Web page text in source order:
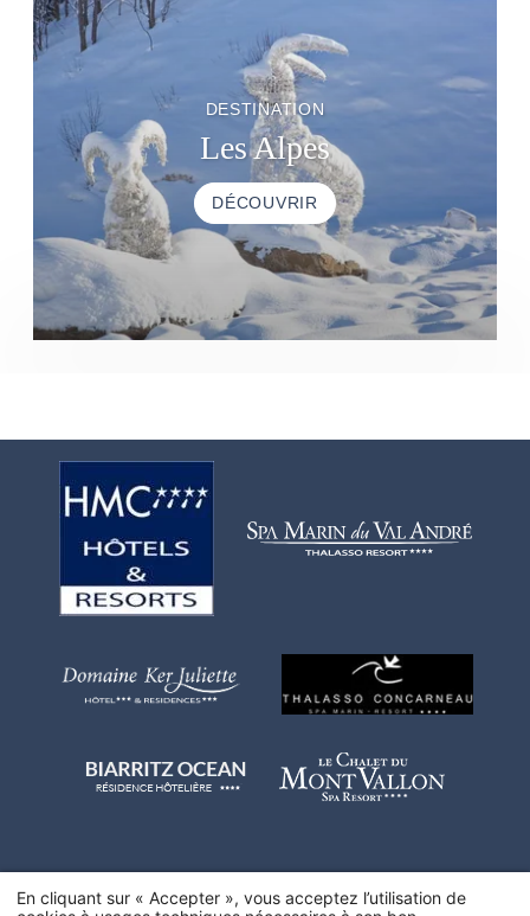
DESTINATION
Les Alpes
DÉCOUVRIR
En cliquant sur « Accepter », vous acceptez l’utilisation de